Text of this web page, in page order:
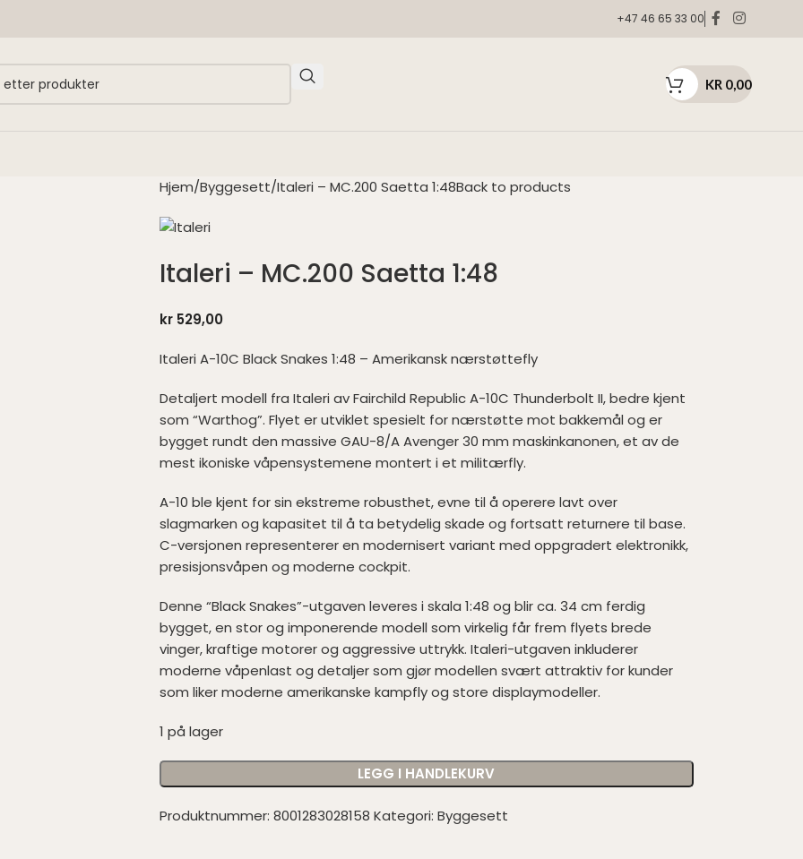
+47 46 65 33 00
KR 0,00
Hjem Byggesett Italeri – MC.200 Saetta 1:48Back to products
Italeri – MC.200 Saetta 1:48
kr529,00
Italeri A-10C Black Snakes 1:48 – Amerikansk nærstøttefly
Detaljert modell fra Italeri av Fairchild Republic A-10C Thunderbolt II, bedre kjent
som “Warthog”. Flyet er utviklet spesielt for nærstøtte mot bakkemål og er
bygget rundt den massive GAU-8/A Avenger 30 mm maskinkanonen, et av de
mest ikoniske våpensystemene montert i et militærfly.
A-10 ble kjent for sin ekstreme robusthet, evne til å operere lavt over
slagmarken og kapasitet til å ta betydelig skade og fortsatt returnere til base.
C-versjonen representerer en modernisert variant med oppgradert elektronikk,
presisjonsvåpen og moderne cockpit.
Denne “Black Snakes”-utgaven leveres i skala 1:48 og blir ca. 34 cm ferdig
bygget, en stor og imponerende modell som virkelig får frem flyets brede
vinger, kraftige motorer og aggressive uttrykk. Italeri-utgaven inkluderer
moderne våpenlast og detaljer som gjør modellen svært attraktiv for kunder
som liker moderne amerikanske kampfly og store displaymodeller.
1 på lager
LEGG I HANDLEKURV
Produktnummer: 8001283028158 Kategori: Byggesett